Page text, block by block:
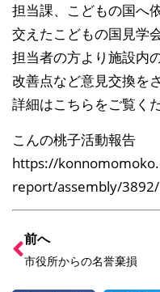
担当課、こどもの国へ
交えたこどもの国見学
担当者の方より施設内
改善点など意見交換を
詳細はこちらをご覧く
こんの桃子活動報告
https://
report/assembly/3892/
前へ
市役所からの名誉棄損